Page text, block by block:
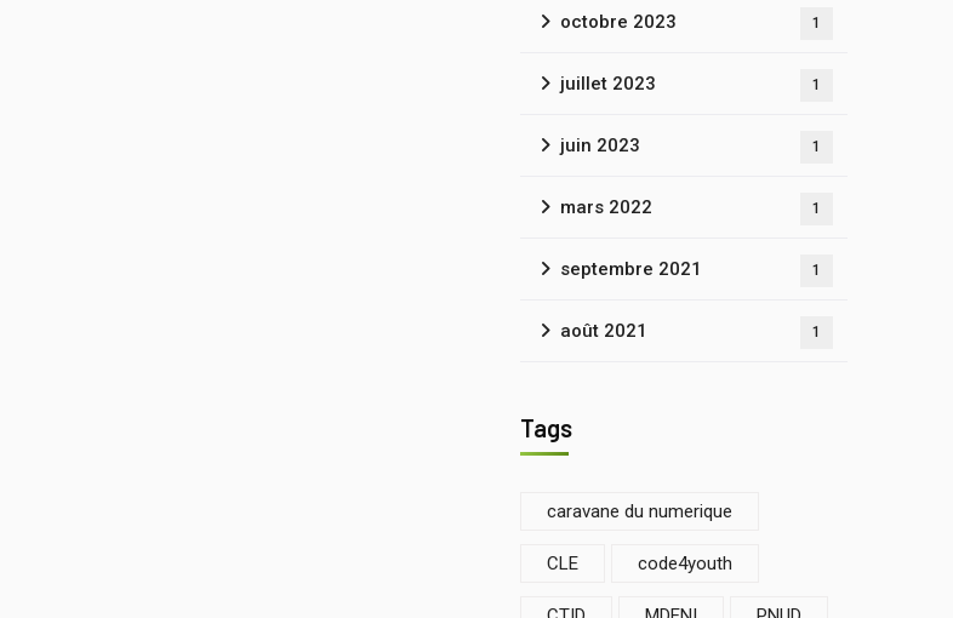
octobre 2023 1
juillet 2023 1
juin 2023 1
mars 2022 1
septembre 2021 1
août 2021 1
Tags
caravane du numerique
CLE code4youth